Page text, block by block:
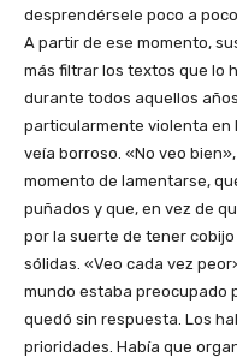
desprendérsele poco a
A partir de ese momento,
más filtrar los textos que lo
durante todos aquellos
particularmente violenta en
veía borroso. «No veo
momento de lamentarse,
puñados y que, en vez de
por la suerte de tener
sólidas. «Veo cada vez
mundo estaba preocupado
quedó sin respuesta. Los
prioridades. Había que